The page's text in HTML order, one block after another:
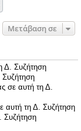
Μετάβαση σε
Δ. Συζήτηση
σε αυτή τη Δ.
αυτή τη Δ. Συζήτηση
Συζήτηση